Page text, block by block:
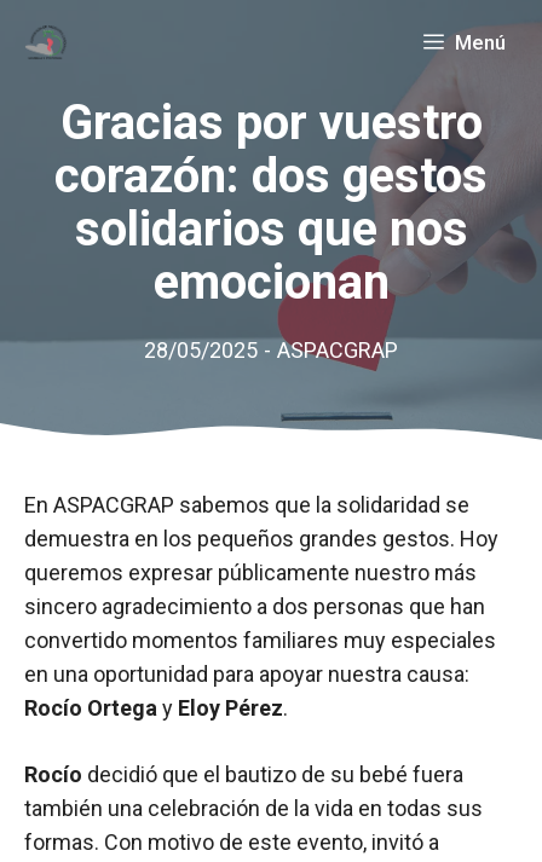
Menú
Gracias por vuestro
corazón: dos gestos
solidarios que nos
emocionan
28/05/2025 - ASPACGRAP
En ASPACGRAP sabemos que la solidaridad se
demuestra en los pequeños grandes gestos. Hoy
queremos expresar públicamente nuestro más
sincero agradecimiento a dos personas que han
convertido momentos familiares muy especiales
en una oportunidad para apoyar nuestra causa:
Rocío Ortega y Eloy Pérez.
Rocío decidió que el bautizo de su bebé fuera
también una celebración de la vida en todas sus
formas. Con motivo de este evento, invitó a